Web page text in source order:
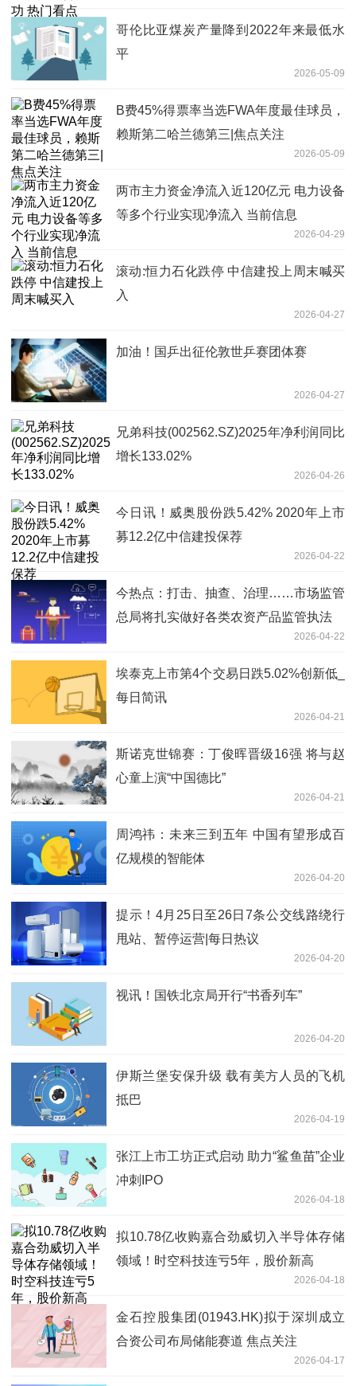
哥伦比亚煤炭产量降到2022年来最低水
平
2026-05-09
B费45%得票率当选FWA年度最佳球员，
赖斯第二哈兰德第三|焦点关注
2026-05-09
两市主力资金净流入近120亿元 电力设备
等多个行业实现净流入 当前信息
2026-04-29
滚动:恒力石化跌停 中信建投上周末喊买
入
2026-04-27
加油！国乒出征伦敦世乒赛团体赛
2026-04-27
兄弟科技(002562.SZ)2025年净利润同比
增长133.02%
2026-04-26
今日讯！威奥股份跌5.42% 2020年上市
募12.2亿中信建投保荐
2026-04-22
今热点：打击、抽查、治理……市场监管
总局将扎实做好各类农资产品监管执法
2026-04-22
埃泰克上市第4个交易日跌5.02%创新低_
每日简讯
2026-04-21
斯诺克世锦赛：丁俊晖晋级16强 将与赵
心童上演“中国德比”
2026-04-21
周鸿祎：未来三到五年 中国有望形成百
亿规模的智能体
2026-04-20
提示！4月25日至26日7条公交线路绕行
甩站、暂停运营|每日热议
2026-04-20
视讯！国铁北京局开行“书香列车”
2026-04-20
伊斯兰堡安保升级 载有美方人员的飞机
抵巴
2026-04-19
张江上市工坊正式启动 助力“鲨鱼苗”企业
冲刺IPO
2026-04-18
拟10.78亿收购嘉合劲威切入半导体存储
领域！时空科技连亏5年，股价新高
2026-04-18
金石控股集团(01943.HK)拟于深圳成立
合资公司布局储能赛道 焦点关注
2026-04-17